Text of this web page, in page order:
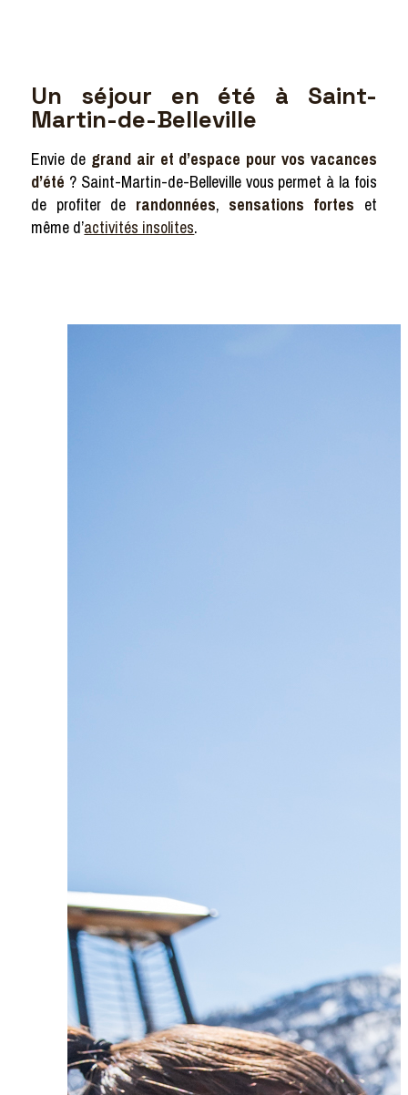
Un séjour en été à Saint-
Martin-de-Belleville
Envie de grand air et d’espace pour vos vacances
d’été ? Saint-Martin-de-Belleville vous permet à la fois
de profiter de randonnées, sensations fortes et
même d’activités insolites.